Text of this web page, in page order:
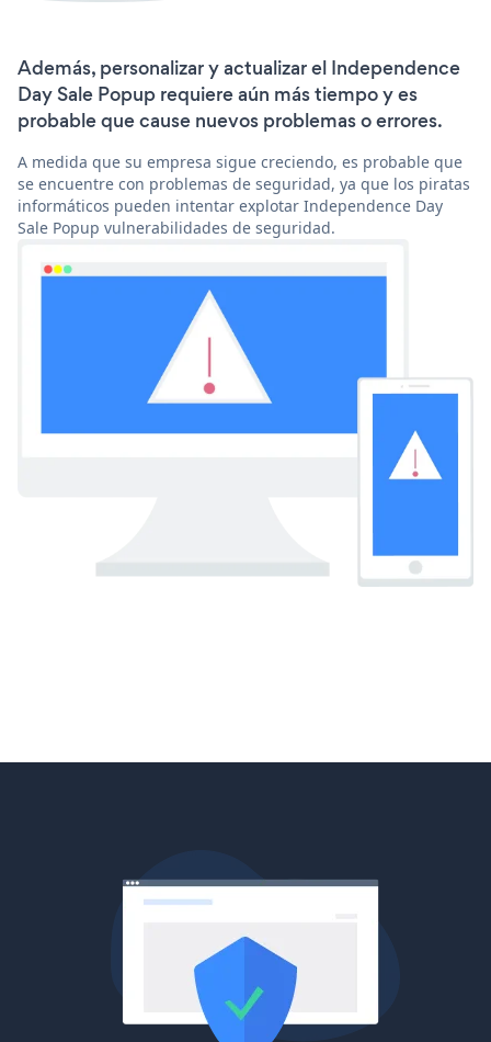
Además, personalizar y actualizar el Independence
Day Sale Popup requiere aún más tiempo y es
probable que cause nuevos problemas o errores.
A medida que su empresa sigue creciendo, es probable que
se encuentre con problemas de seguridad, ya que los piratas
informáticos pueden intentar explotar Independence Day
Sale Popup vulnerabilidades de seguridad.